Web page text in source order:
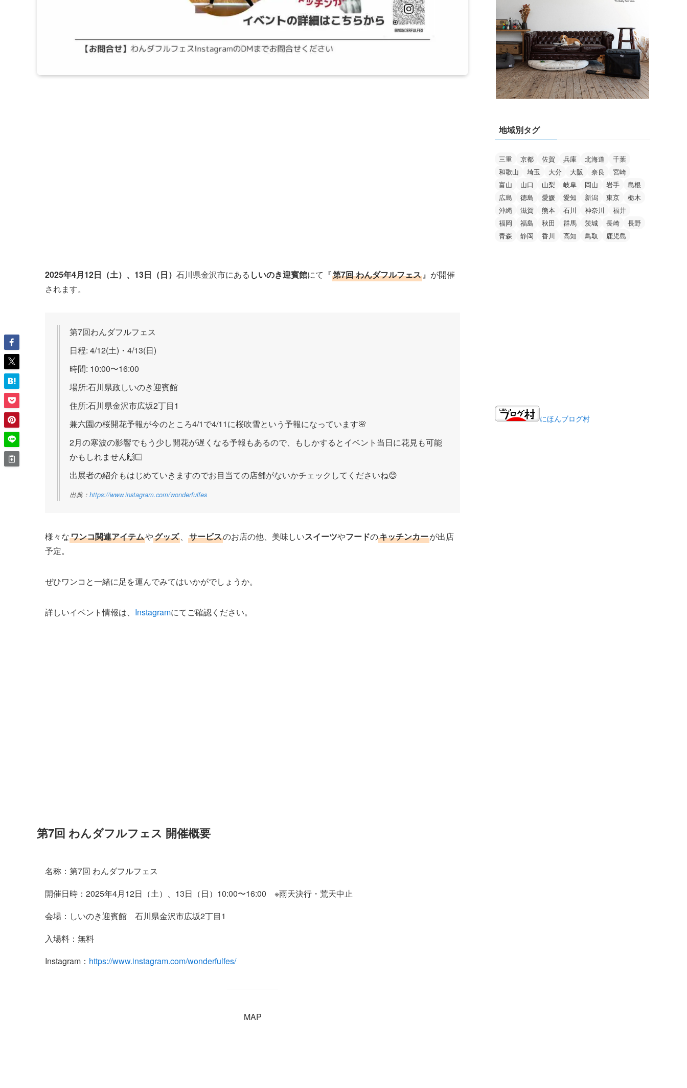
2025年4月12日（土）、13日（日） 石川県金沢市にある しいのき迎賓館にて『第7回 わんダフルフェス』が開催
されます。
第7回わんダフルフェス
日程: 4/12(土)・4/13(日)
時間: 10:00〜16:00
場所:石川県政しいのき迎賓館
住所:石川県金沢市広坂2丁目1
兼六園の桜開花予報が今のところ4/1で4/11に桜吹雪という予報になっています🌸
2月の寒波の影響でもう少し開花が遅くなる予報もあるので、もしかするとイベント当日に花見も可能
かもしれません🙌🏻
出展者の紹介もはじめていきますのでお目当ての店舗がないかチェックしてくださいね😊
出典： https://www.instagram.com/wonderfulfes
様々なワンコ関連アイテムやグッズ、 サービスのお店の他、美味しいスイーツやフードのキッチンカーが出店
予定。
ぜひワンコと一緒に足を運んでみてはいかがでしょうか。
詳しいイベント情報は、 Instagramにてご確認ください。
第7回 わんダフルフェス 開催概要
名称：第7回 わんダフルフェス
開催日時：2025年4月12日（土）、13日（日）10:00〜16:00 ※雨天決行・荒天中止
会場：しいのき迎賓館 石川県金沢市広坂2丁目1
入場料：無料
Instagram： https://www.instagram.com/wonderfulfes/
MAP
地域別タグ
三重 京都 佐賀 兵庫 北海道
千葉
和歌山
埼玉 大分 大阪 奈良
宮崎
富山
山口 山梨 岐阜 岡山 岩手
島根
広島
徳島 愛媛 愛知 新潟 東京
栃木
沖縄
滋賀 熊本 石川 神奈川
福井
福岡
福島 秋田 群馬 茨城 長崎
長野
青森
静岡 香川 高知 鳥取 鹿児島
にほんブログ村